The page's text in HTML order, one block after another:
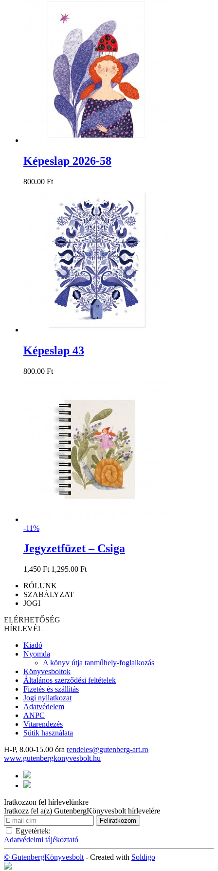
Képeslap 2026-58
800.00 Ft
Képeslap 43
800.00 Ft
-11%
Jegyzetfüzet – Csiga
1,450 Ft 1,295.00 Ft
RÓLUNK
SZABÁLYZAT
JOGI
ELÉRHETŐSÉG
HÍRLEVÉL
Kiadó
Nyomda
A könyv útja tanműhely-foglalkozás
Könyvesboltok
Általános szerződési feltételek
Fizetés és szállítás
Jogi nyilatkozat
Adatvédelem
ANPC
Vitarendezés
Sütik használata
H-P, 8.00-15.00 óra rendeles@gutenberg-art.ro
www.gutenbergkonyvesbolt.hu
Iratkozzon fel hírlevelünkre
Iratkozz fel a(z) GutenbergKönyvesbolt hírlevelére
Egyetértek:
Adatvédelmi tájékoztató
© GutenbergKönyvesbolt - Created with Soldigo